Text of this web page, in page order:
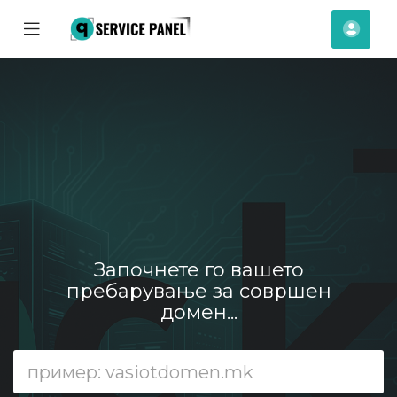
Mobile
Menu
Започнете го вашето
пребарување за совршен
домен...